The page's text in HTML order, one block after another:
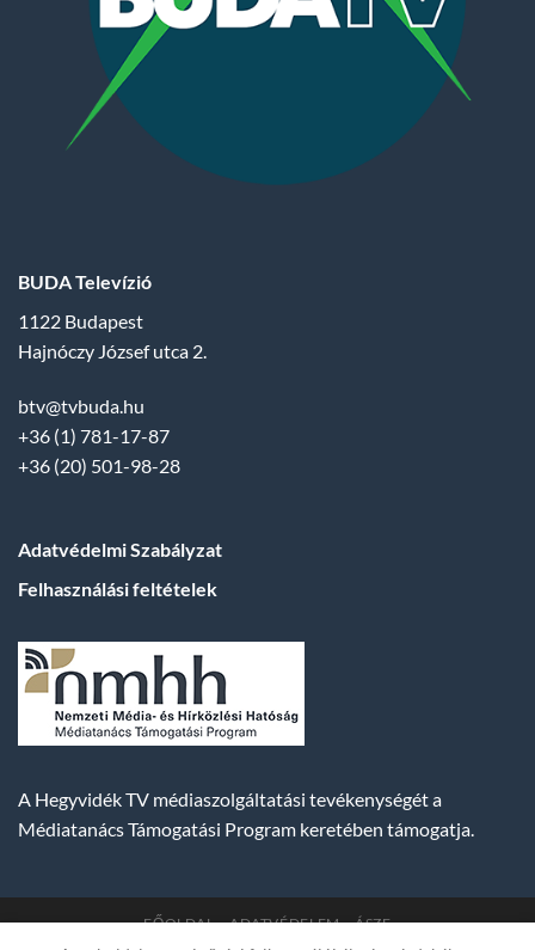
BUDA Televízió
1122 Budapest
Hajnóczy József utca 2.
btv@tvbuda.hu
+36 (1) 781-17-87
+36 (20) 501-98-28
Adatvédelmi Szabályzat
Felhasználási feltételek
A Hegyvidék TV médiaszolgáltatási tevékenységét a
Médiatanács Támogatási Program keretében támogatja.
FŐOLDAL ADATVÉDELEM ÁSZF